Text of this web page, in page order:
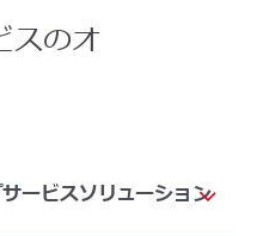
スのオ
ービスソリューション